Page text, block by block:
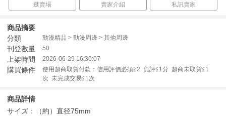
逛賣場
賣家介紹 私訊賣家
商品摘要
分類
動漫精品 > 動漫周邊 > 其他周邊
刊登數量 50
上架時間 2026-06-29 16:30:07
購買條件
使用超商取貨付款：信用評價必須≧2 負評≦1分 超商未取貨≦1
次 未完成交易≦1次
商品詳情
サイズ：（約）直径75mm